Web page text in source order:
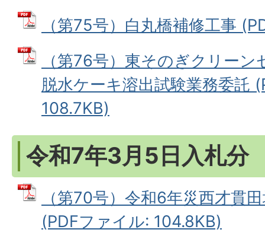
（第75号）白丸橋補修工事
（第76号）東そのぎクリー
脱水ケーキ溶出試験業務委託
108.7KB)
令和7年3月5日入札分
（第70号）令和6年災西才貫
(PDFファイル: 104.8KB)